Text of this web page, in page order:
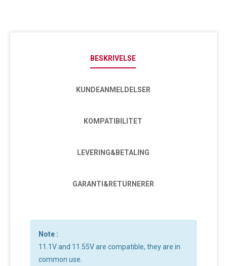
BESKRIVELSE
KUNDEANMELDELSER
KOMPATIBILITET
LEVERING&BETALING
GARANTI&RETURNERER
Note :
11.1V and 11.55V are compatible, they are in
common use.